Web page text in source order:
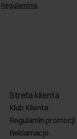
Regulaminie.
Strefa klienta
Klub Klienta
Regulamin promocji
Reklamacje